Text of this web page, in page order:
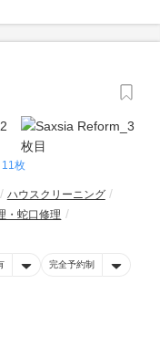
11枚
ハウスクリーニング
・蛇口修理
完全予約制